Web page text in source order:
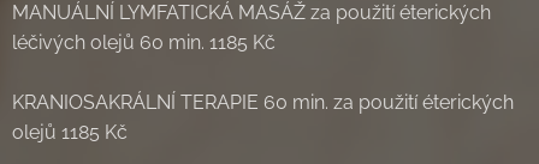
MANUÁLNÍ LYMFATICKÁ MASÁŽ za použití éterických
léčivých olejů 60 min. 1185 Kč
KRANIOSAKRÁLNÍ TERAPIE 60 min. za použití éterických
olejů 1185 Kč